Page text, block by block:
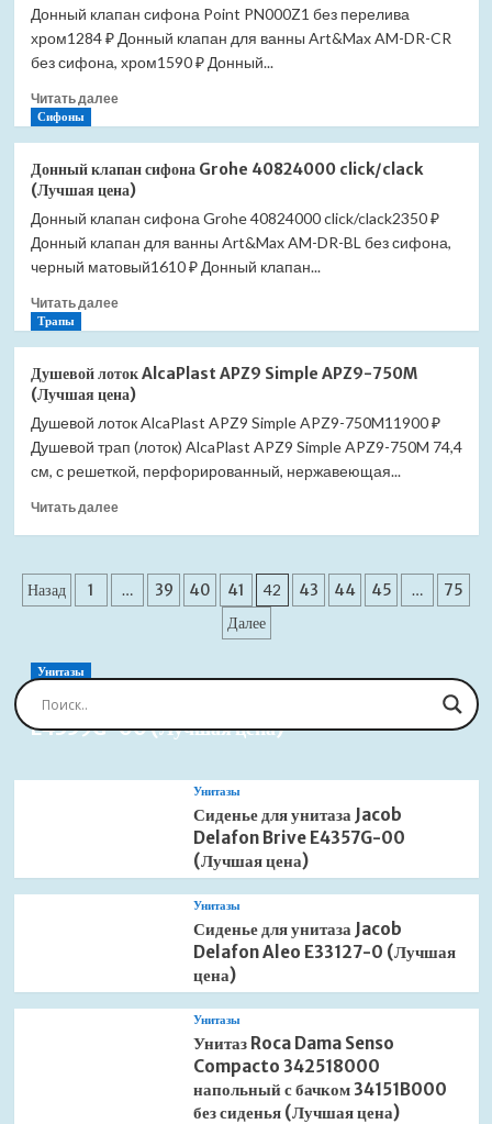
Slezak
RAV
Morava
(Лучшая
Донный клапан сифона Point PN000Z1 без перелива
хром1284 ₽ Донный клапан для ванны Art&Max AM-DR-CR
без сифона, хром1590 ₽ Донный...
Читать далееПрочитать
клапан
сифона
Point
PN000Z1
без
хром
цена)
Сифоны
Донный клапан сифона Grohe 40824000 click/clack
(Лучшая цена)
Донный клапан сифона Grohe 40824000 click/clack2350 ₽
Донный клапан для ванны Art&Max AM-DR-BL без сифона,
черный матовый1610 ₽ Донный клапан...
Читать далееПрочитать
Донный
клапан
сифона
Grohe
40824000
click/clack
цена)
Трапы
Душевой лоток AlcaPlast APZ9 Simple APZ9-750M
(Лучшая цена)
Душевой лоток AlcaPlast APZ9 Simple APZ9-750M11900 ₽
Душевой трап (лоток) AlcaPlast APZ9 Simple APZ9-750M 74,4
см, с решеткой, перфорированный, нержавеющая...
Читать далееПрочитать
AlcaPlast
цена)
Пагинация
Назад 1 … 39 40 41 42 43 44 45 …
75
Далее
Унитазы
Сиденье для унитаза Jacob Delafon Brive
E4359G-00 (Лучшая цена)
Унитазы
Сиденье для унитаза Jacob
Delafon Brive E4357G-00
(Лучшая цена)
Унитазы
Сиденье для унитаза Jacob
Delafon Aleo E33127-0 (Лучшая
цена)
Унитазы
Унитаз Roca Dama Senso
Compacto 342518000
напольный с бачком 34151B000
без сиденья (Лучшая цена)